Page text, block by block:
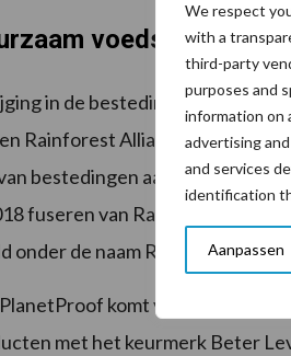
We respect
with a
third-party
purposes and
information on
advertising
and services
identification
Aanpassen
voedsel aan
in de bestedingen in alle
Rainforest Alliance (+110
bestedingen aan producten
fuseren van Rainforest
onder de naam Rainforest
komt vooral door de
met het keurmerk Beter